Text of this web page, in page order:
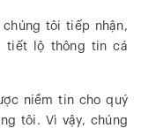
tôi tiếp nhận,
tiết lộ thông tin cá
niềm tin cho quý
tôi. Vì vậy, chúng